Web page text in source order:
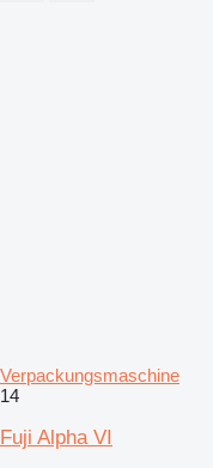
Verpackungsmaschine
14
Fuji Alpha VI